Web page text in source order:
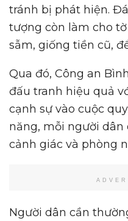
tránh bị phát hiện.
tượng còn làm cho
sẫm, giống tiền cũ,
Qua đó, Công an
đấu tranh hiệu quả
cạnh sự vào cuộc
năng, mỗi người dân
cảnh giác và phòng
Người dân cần